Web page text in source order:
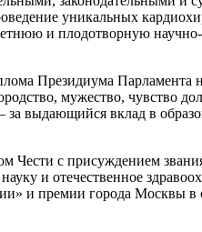
уникальных
и плодотворную
Президиума Парламента
мужество, чувство
за выдающийся вклад в
Чести с присуждением
и отечественное
и премии города Москвы в